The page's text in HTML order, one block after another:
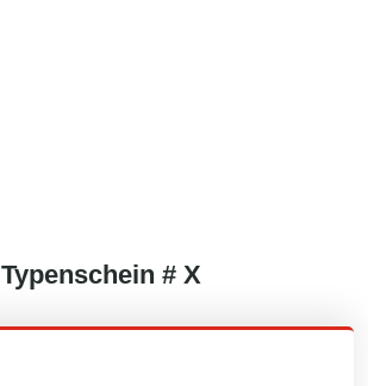
Typenschein # X